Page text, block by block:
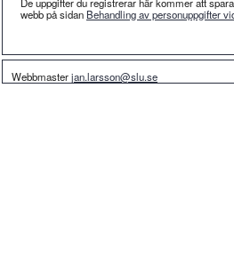
webb på sidan Behandling av personuppgifter
Webbmasterjan.larsson@slu.se